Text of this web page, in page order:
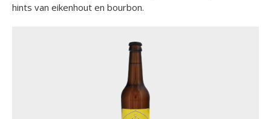
hints van eikenhout en bourbon.